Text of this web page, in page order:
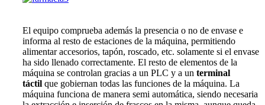
El equipo comprueba además la presencia o no de envase e
informa al resto de estaciones de la máquina, permitiendo
alimentar accesorios, tapón, roscado, etc. solamente si el envase
ha sido llenado correctamente. El resto de elementos de la
máquina se controlan gracias a un PLC y a un terminal
táctil que gobiernan todas las funciones de la máquina. La
máquina funciona de manera semi automática, siendo necesaria